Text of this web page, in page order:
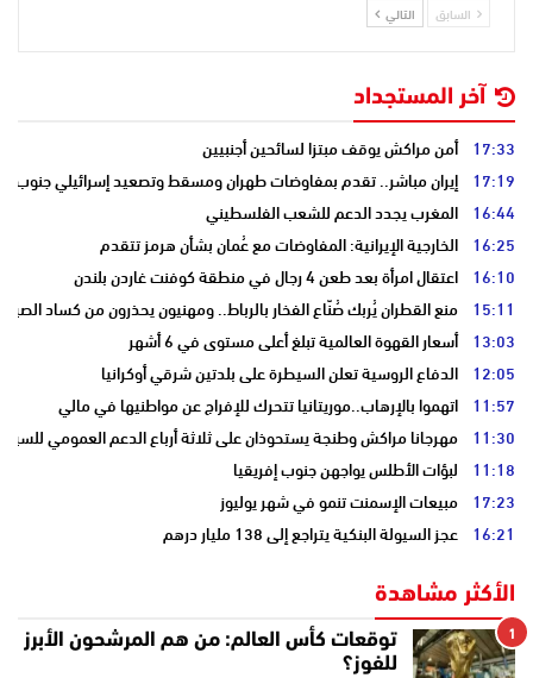
السابق التالي
آخر المستجداد
17:33 أمن مراكش يوقف مبتزا لسائحين أجنبيين
17:19 إيران مباشر.. تقدم بمفاوضات طهران ومسقط وتصعيد إسرائيلي جنوب
16:44 المغرب يجدد الدعم للشعب الفلسطيني
16:25 الخارجية الإيرانية: المفاوضات مع عُمان بشأن هرمز تتقدم
16:10 اعتقال امرأة بعد طعن 4 رجال في منطقة كوفنت غاردن بلندن
15:11 منع القطران يُربك صُنّاع الفخار بالرباط.. ومهنيون يحذرون من كساد
13:03 أسعار القهوة العالمية تبلغ أعلى مستوى في 6 أشهر
12:05 الدفاع الروسية تعلن السيطرة على بلدتين شرقي أوكرانيا
11:57 اتهموا بالإرهاب..موريتانيا تتحرك للإفراج عن مواطنيها في مالي
11:30 مهرجانا مراكش وطنجة يستحوذان على ثلاثة أرباع الدعم العمومي
11:18 لبؤات الأطلس يواجهن جنوب إفريقيا
17:23 مبيعات الإسمنت تنمو في شهر يوليوز
16:21 عجز السيولة البنكية يتراجع إلى 138 مليار درهم
الأكثر مشاهدة
1
توقعات كأس العالم: من هم المرشحون الأبرز
للفوز؟